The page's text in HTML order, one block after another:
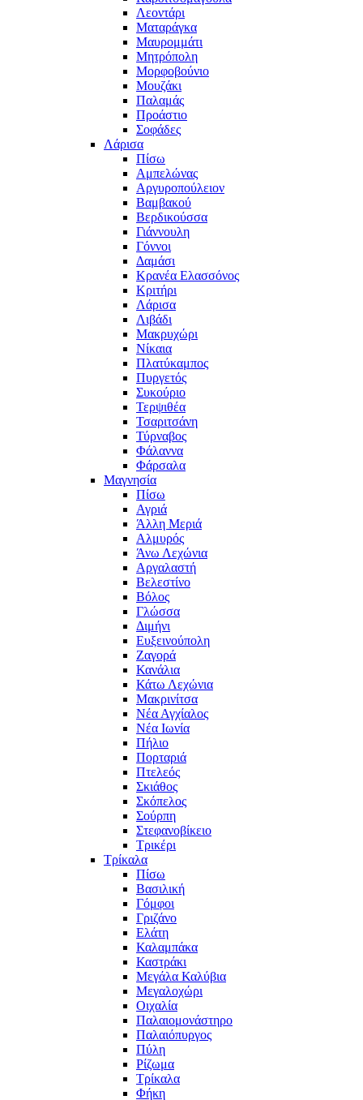
Λεοντάρι
Ματαράγκα
Μαυρομμάτι
Μητρόπολη
Μορφοβούνιο
Μουζάκι
Παλαμάς
Προάστιο
Σοφάδες
Λάρισα
Πίσω
Αμπελώνας
Αργυροπούλειον
Βαμβακού
Βερδικούσσα
Γιάννουλη
Γόννοι
Δαμάσι
Κρανέα Ελασσόνος
Κριτήρι
Λάρισα
Λιβάδι
Μακρυχώρι
Νίκαια
Πλατύκαμπος
Πυργετός
Συκούριο
Τερψιθέα
Τσαριτσάνη
Τύρναβος
Φάλαννα
Φάρσαλα
Μαγνησία
Πίσω
Αγριά
Άλλη Μεριά
Αλμυρός
Άνω Λεχώνια
Αργαλαστή
Βελεστίνο
Βόλος
Γλώσσα
Διμήνι
Ευξεινούπολη
Ζαγορά
Κανάλια
Κάτω Λεχώνια
Μακρινίτσα
Νέα Αγχίαλος
Νέα Ιωνία
Πήλιο
Πορταριά
Πτελεός
Σκιάθος
Σκόπελος
Σούρπη
Στεφανοβίκειο
Τρικέρι
Τρίκαλα
Πίσω
Βασιλική
Γόμφοι
Γριζάνο
Ελάτη
Καλαμπάκα
Καστράκι
Μεγάλα Καλύβια
Μεγαλοχώρι
Οιχαλία
Παλαιομονάστηρο
Παλαιόπυργος
Πύλη
Ρίζωμα
Τρίκαλα
Φήκη